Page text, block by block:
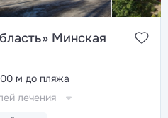
Минская
м до пляжа
лечения